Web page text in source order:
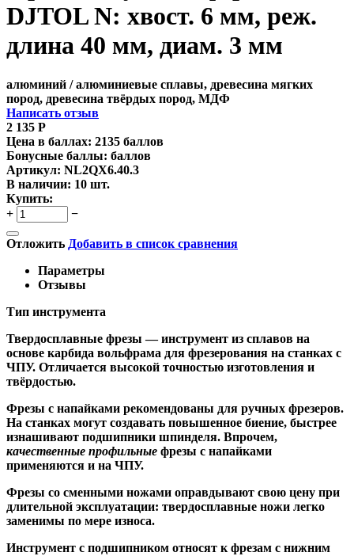
DJTOL N: хвост. 6 мм, реж.
длина 40 мм, диам. 3 мм
алюминий / алюминиевые сплавы, древесина мягких
пород, древесина твёрдых пород, МДФ
Написать отзыв
2 135 Р
Цена в баллах: 2135 баллов
Бонусные баллы: баллов
Артикул: NL2QX6.40.3
В наличии: 10 шт.
Купить:
+
−
Отложить Добавить в список сравнения
Параметры
Отзывы
Тип инструмента
Твердосплавные фрезы — инструмент из сплавов на
основе карбида вольфрама для фрезерования на станках с
ЧПУ. Отличается высокой точностью изготовления и
твёрдостью.
Фрезы с напайками рекомендованы для ручных фрезеров.
На станках могут создавать повышенное биение, быстрее
изнашивают подшипники шпинделя. Впрочем,
качественные профильные фрезы с напайками
применяются и на ЧПУ.
Фрезы со сменными ножами оправдывают свою цену при
длительной эксплуатации: твердосплавные ножи легко
заменимы по мере износа.
Инструмент с подшипником относят к фрезам с нижним